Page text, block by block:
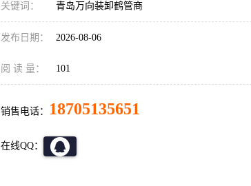
关键词： 青岛万向装卸鹤管商
发布日期： 2026-08-06
阅 读 量： 101
销售电话： 18705135651
在线QQ：